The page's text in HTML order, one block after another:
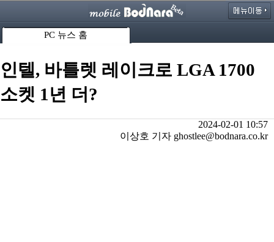
PC 뉴스 홈
인텔, 바틀렛 레이크로 LGA 1700
소켓 1년 더?
2024-02-01 10:57
이상호 기자 ghostlee@bodnara.co.kr